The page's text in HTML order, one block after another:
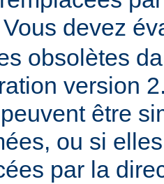
Vous devez
obsolètes
version
être
ou si
par la